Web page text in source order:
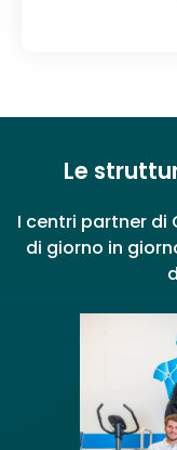
Le
I centri partner di
di giorno in